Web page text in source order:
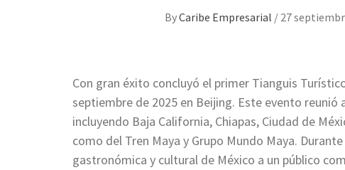
ByCaribe Empresarial / 27
Con gran éxito concluyó el primer Tianguis
septiembre de 2025 en Beijing. Este evento
incluyendo Baja California, Chiapas, Ciudad de
como del Tren Maya y Grupo Mundo Maya.
gastronómica y cultural de México a un público